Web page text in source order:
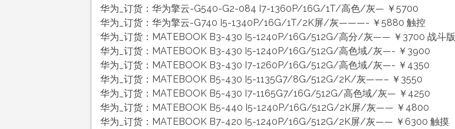
华为_订货：华为擎云-G540-G2-084 I7-1360P/16G/1T/高色/灰— ￥5700
华为_订货：华为擎云-G740 I5-1340P/16G/1T/2K屏/灰———- ￥5880 触控
华为_订货：MATEBOOK B3-430 I5-1240P/16G/512G/高分/灰—— ￥3700 战斗版
华为_订货：MATEBOOK B3-430 I5-1240P/16G/512G/高色域/灰—- ￥3900
华为_订货：MATEBOOK B3-430 I7-1260P/16G/512G/高色域/灰—- ￥4350
华为_订货：MATEBOOK B5-430 I5-1135G7/8G/512G/2K/灰——– ￥3550
华为_订货：MATEBOOK B5-430 I7-1165G7/16G/512G/高色域/灰— ￥4250
华为_订货：MATEBOOK B5-440 I5-1240P/16G/512G/2K屏/灰—— ￥4800
华为_订货：MATEBOOK B7-420 I5-1240P/16G/512G/2K屏/灰—— ￥6300 触摸